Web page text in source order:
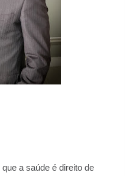
a saúde é direito de